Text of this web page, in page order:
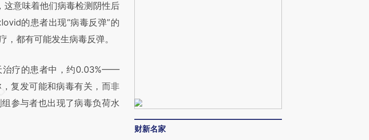
意味着他们病毒检测阴性后
的患者出现“病毒反弹”的
都有可能发生病毒反弹。
疗的患者中，约0.03%——
复发可能和病毒有关，而非
参与者也出现了病毒负荷水
财新名家